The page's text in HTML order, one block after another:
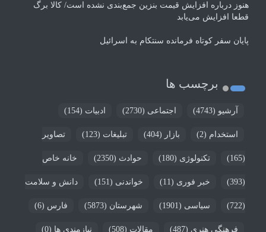
هنوز درباره افزایش قیمت بنزین جمع‌بندی نشده است/ کالا برگ
قطعا افزایش می‌یابد
پایان سفر کوتاه فرمانده سنتکام به اسرائیل
برچسب ها
آرشیو (4743) اجتماعی (2730) ادبیات (154)
استخدام (2) بازار (404) تبلیغات (123) تصاویر
(165) تکنولوژی (180) حوادث (2350) خانه خاص
(393) خبر فوری (11) خواندنی (151) دانش و سلامت
(722) سیاسی (1901) شهرستان (5873) فارس (6)
فرهنگی هنری (487) مقالات (508) نیازمندی ها (0)